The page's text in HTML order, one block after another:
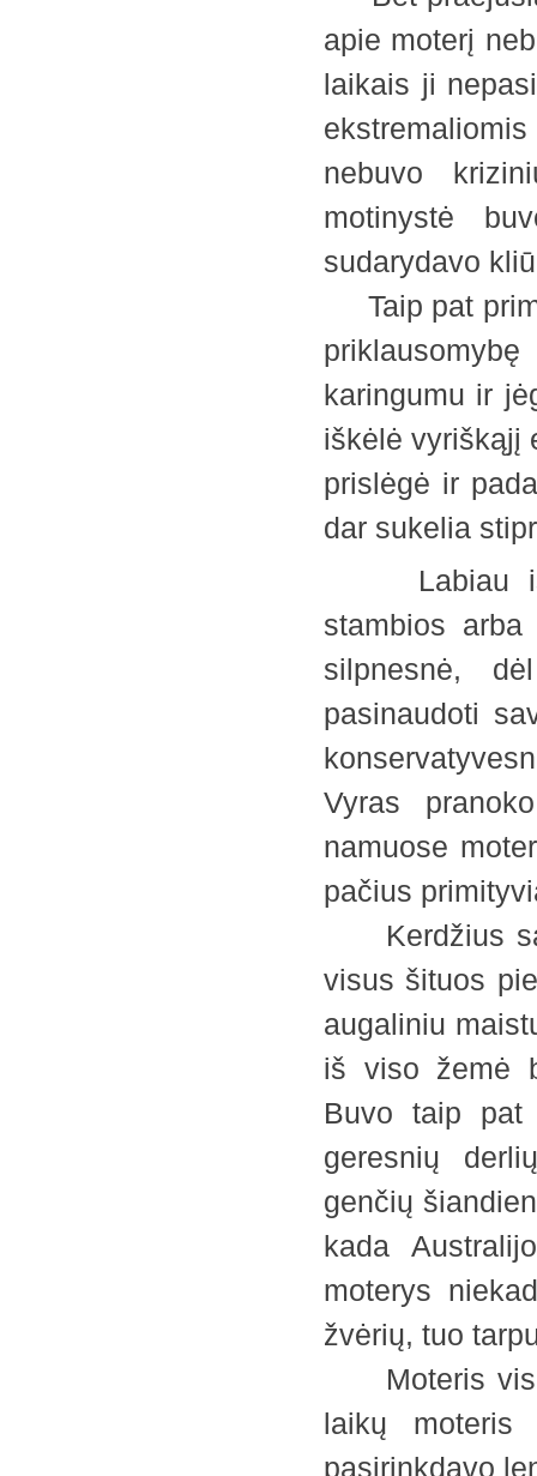
apie moterį
laikais ji
nebuvo
motinystė
sudarydavo
Taip pat
karingumu ir
iškėlė vyriškąjį
prislėgė ir
dar sukelia
Labiau
stambios
silpnesnė,
pasinaudoti
Vyras
namuose
pačius
Kerdžius
visus šituos
augaliniu
iš viso žemė
Buvo taip pat
geresnių
genčių
kada
moterys
žvėrių, tuo
Moteris
laikų moteris
pasirinkdavo